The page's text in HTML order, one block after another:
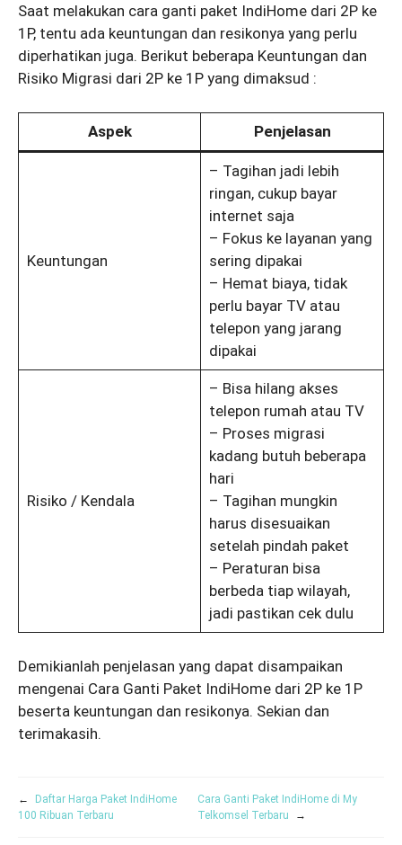
Saat melakukan cara ganti paket IndiHome dari 2P ke
1P, tentu ada keuntungan dan resikonya yang perlu
diperhatikan juga. Berikut beberapa Keuntungan dan
Risiko Migrasi dari 2P ke 1P yang dimaksud :
Aspek Penjelasan
Keuntungan
– Tagihan jadi lebih
ringan, cukup bayar
internet saja
– Fokus ke layanan yang
sering dipakai
– Hemat biaya, tidak
perlu bayar TV atau
telepon yang jarang
dipakai
Risiko / Kendala
– Bisa hilang akses
telepon rumah atau TV
– Proses migrasi
kadang butuh beberapa
hari
– Tagihan mungkin
harus disesuaikan
setelah pindah paket
– Peraturan bisa
berbeda tiap wilayah,
jadi pastikan cek dulu
Demikianlah penjelasan yang dapat disampaikan
mengenai Cara Ganti Paket IndiHome dari 2P ke 1P
beserta keuntungan dan resikonya. Sekian dan
terimakasih.
←
Daftar Harga Paket IndiHome
100 Ribuan Terbaru
Cara Ganti Paket IndiHome di My
Telkomsel Terbaru
→